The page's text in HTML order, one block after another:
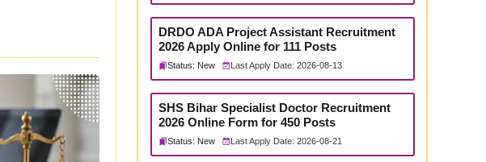
DRDO ADA Project Assistant Recruitment
2026 Apply Online for 111 Posts
Status: New Last Apply Date: 2026-08-13
SHS Bihar Specialist Doctor Recruitment
2026 Online Form for 450 Posts
Status: New Last Apply Date: 2026-08-21